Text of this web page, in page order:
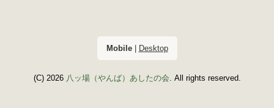
Mobile| Desktop
(C) 2026 八ッ場（やんば）あしたの会. All rights reserved.